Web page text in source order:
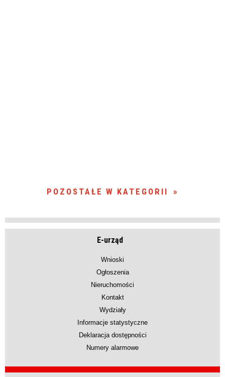
POZOSTAŁE W KATEGORII
E-urząd
Wnioski
Ogłoszenia
Nieruchomości
Kontakt
Wydziały
Informacje statystyczne
Deklaracja dostępności
Numery alarmowe